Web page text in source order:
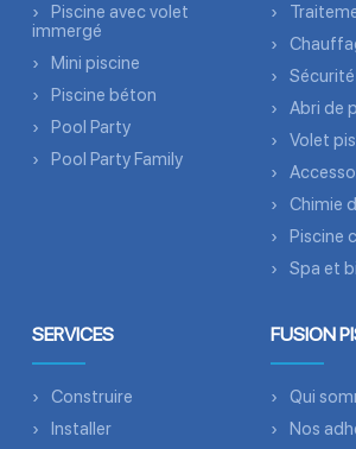
Piscine avec volet
immergé
Mini piscine
Piscine béton
Pool Party
Pool Party Family
Abri de
Volet
Chimie
Piscine
Spa et
SERVICES
Construire
Installer
FUSION
Qui
Nos